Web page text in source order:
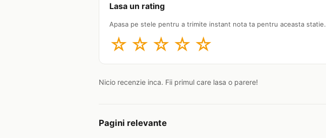
Lasa un rating
Apasa pe stele pentru a trimite instant nota ta pentru aceasta statie.
☆ ☆ ☆ ☆ ☆
Nicio recenzie inca. Fii primul care lasa o parere!
Pagini relevante